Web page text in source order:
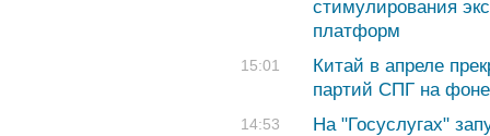
стимулирования
платформ
15:01
Китай в апреле
партий СПГ на
14:53
На "Госуслугах"